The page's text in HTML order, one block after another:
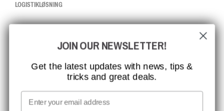
LOGISTIKLØSNING
ISO-CERTIFICERING
GLOBAL RÆKKEVIDDE
MISSION, VISION OG VÆRDIER
KONTAKT
MEDIA
JOIN OUR NEWSLETTER!
Get the latest updates with news, tips &
tricks and great deals.
Email